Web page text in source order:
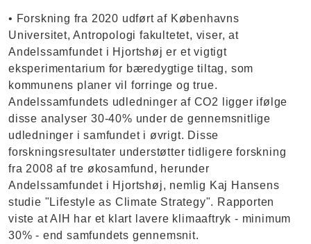
• Forskning fra 2020 udført af Københavns
Universitet, Antropologi fakultetet, viser, at
Andelssamfundet i Hjortshøj er et vigtigt
eksperimentarium for bæredygtige tiltag, som
kommunens planer vil forringe og true.
Andelssamfundets udledninger af CO2 ligger ifølge
disse analyser 30-40% under de gennemsnitlige
udledninger i samfundet i øvrigt. Disse
forskningsresultater understøtter tidligere forskning
fra 2008 af tre økosamfund, herunder
Andelssamfundet i Hjortshøj, nemlig Kaj Hansens
studie "Lifestyle as Climate Strategy". Rapporten
viste at AIH har et klart lavere klimaaftryk - minimum
30% - end samfundets gennemsnit.